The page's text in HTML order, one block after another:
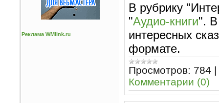
Реклама WMlink.ru
В рубрику
"Аудио-книги". В
интересных
формате.
Просмотров: 784 |
Комментарии (0)